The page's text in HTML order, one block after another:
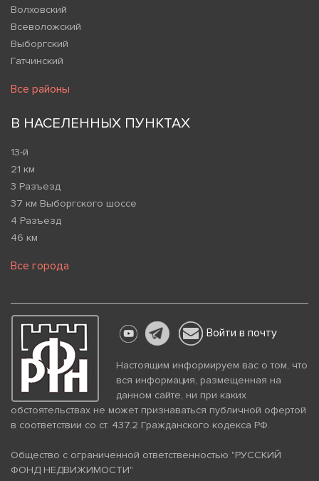
Волховский
Всеволожский
Выборгский
Гатчинский
Все районы
В НАСЕЛЕННЫХ ПУНКТАХ
13-й
21 км
3 Разъезд
37 км Выборгского шоссе
4 Разъезд
46 км
Все города
Войти в почту
Настоящим информируем вас о том, что
вся информация, размещенная на
данном сайте, ни при каких
обстоятельствах не может признаваться публичной офертой
в соответствии со ст. 437.2 Гражданского кодекса РФ.
Общество с ограниченной ответственностью "РУССКИЙ
ФОНД НЕДВИЖИМОСТИ"